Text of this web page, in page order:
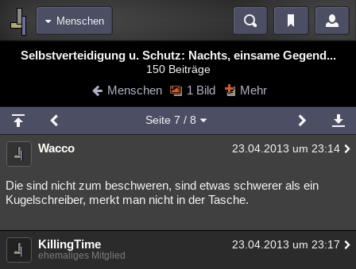
Menschen
Bereiche
Blogs Videos
Chat Wiki Neuigkeiten
meine Rubriken
Menschen Mystery Kriminalfälle
Spiritualität Verschwörungen Technologie Ufologie
weitere Rubriken
Philosophie Träume
Selbstverteidigung u. Schutz: Nachts, einsame Gegend...
150 Beiträge
Menschen 1 Bild Mehr
Seite 7 / 8
Wacco 23.04.2013 um 23:14
Die sind nicht zum beschweren, sind etwas schwerer als ein
Kugelschreiber, merkt man nicht in der Tasche.
KillingTime 23.04.2013 um 23:17
ehemaliges Mitglied